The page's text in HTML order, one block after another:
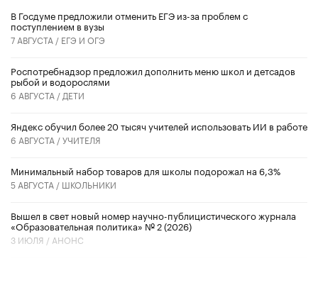
В Госдуме предложили отменить ЕГЭ из-за проблем с
поступлением в вузы
7 АВГУСТА / ЕГЭ И ОГЭ
Роспотребнадзор предложил дополнить меню школ и детсадов
рыбой и водорослями
6 АВГУСТА / ДЕТИ
​Яндекс обучил более 20 тысяч учителей использовать ИИ в работе
6 АВГУСТА /УЧИТЕЛЯ
Минимальный набор товаров для школы подорожал на 6,3%
5 АВГУСТА / ШКОЛЬНИКИ
Вышел в свет новый номер научно-публицистического журнала
«Образовательная политика» № 2 (2026)
3 ИЮЛЯ / АНОНС